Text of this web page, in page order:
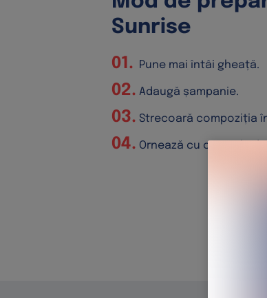
Sunrise
Pune mai întâi gheață.
Adaugă șampanie.
Strecoară compoziția
Ornează cu o spirală de